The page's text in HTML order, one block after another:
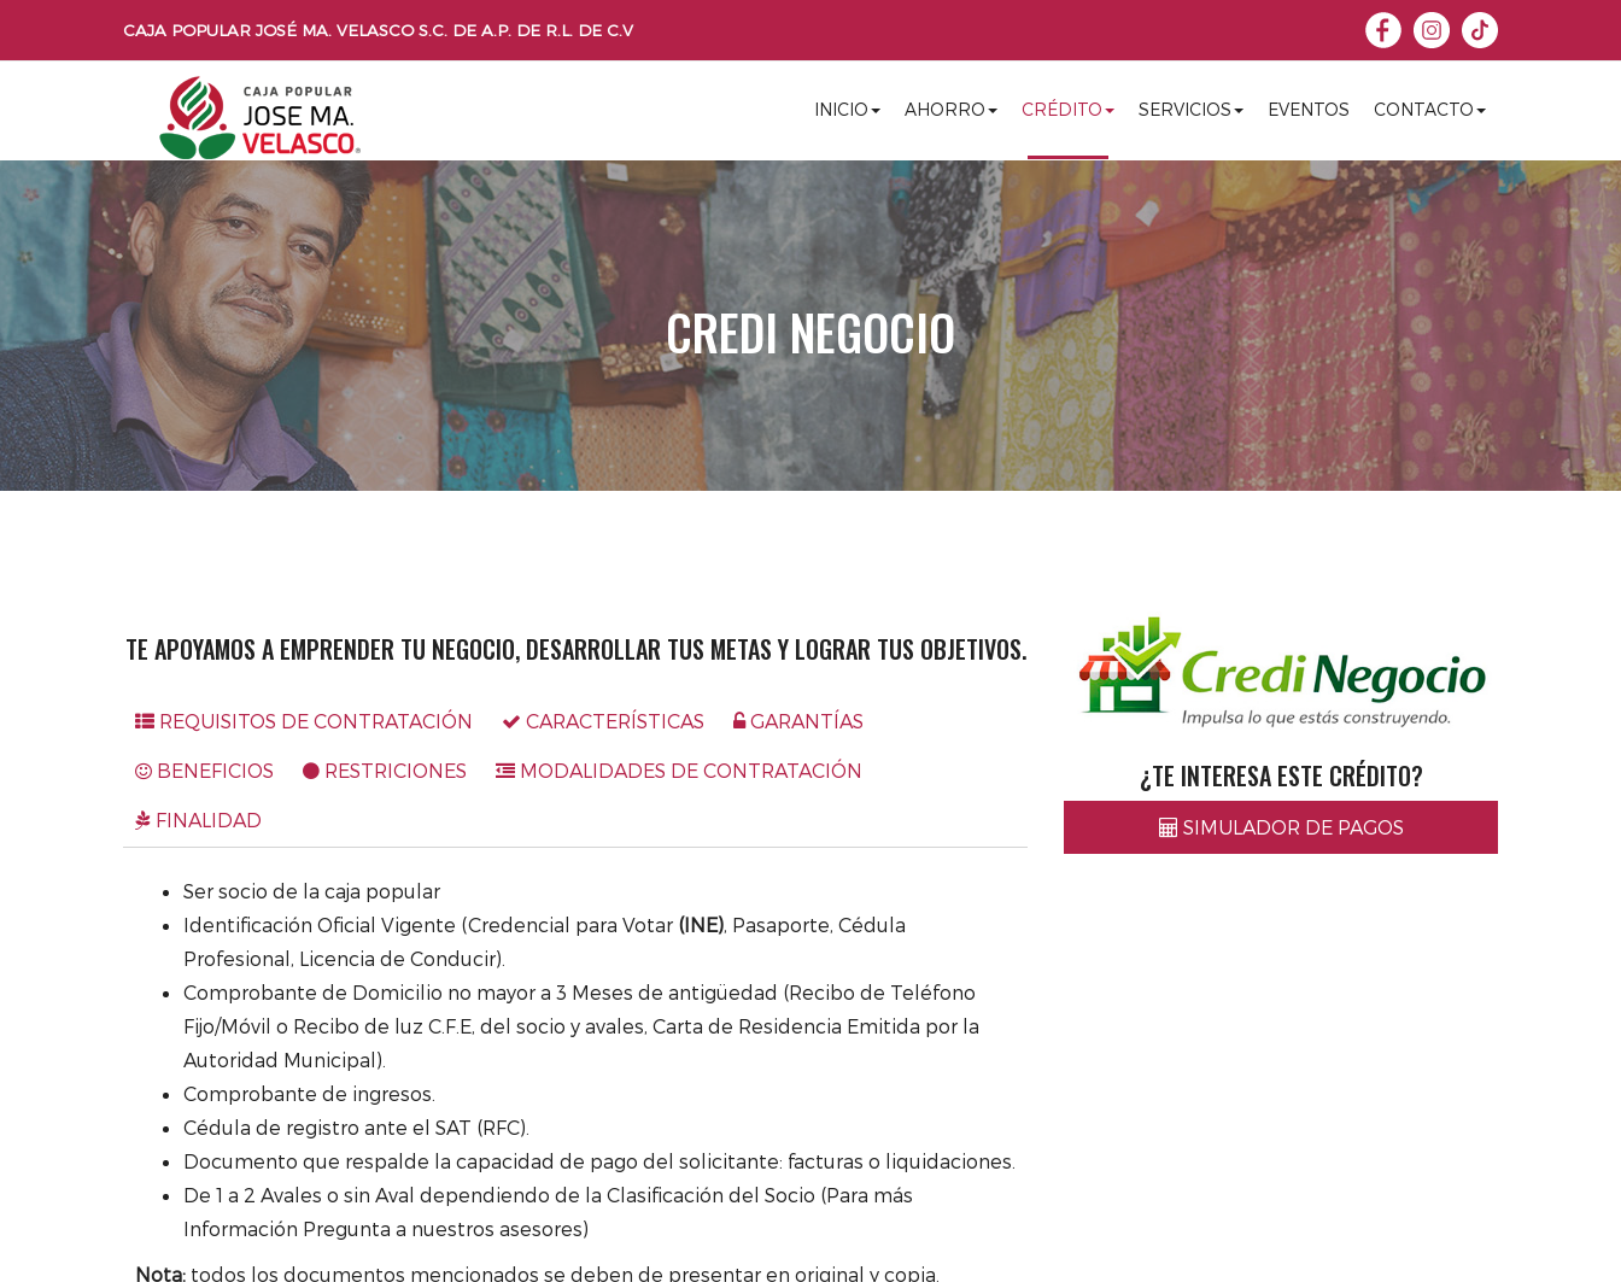
CAJA POPULAR JOSÉ MA. VELASCO S.C. DE A.P. DE R.L. DE C.V
INICIO AHORRO CRÉDITO SERVICIOS EVENTOS CONTACTO
CREDI NEGOCIO
TE APOYAMOS A EMPRENDER TU NEGOCIO, DESARROLLAR TUS METAS Y LOGRAR TUS OBJETIVOS.
REQUISITOS DE CONTRATACIÓN CARACTERÍSTICAS GARANTÍAS
BENEFICIOS RESTRICIONES MODALIDADES DE CONTRATACIÓN
FINALIDAD
Ser socio de la caja popular
Identificación Oficial Vigente (Credencial para Votar (INE), Pasaporte, Cédula
Profesional, Licencia de Conducir).
Comprobante de Domicilio no mayor a 3 Meses de antigüedad (Recibo de Teléfono
Fijo/Móvil o Recibo de luz C.F.E, del socio y avales, Carta de Residencia Emitida por la
Autoridad Municipal).
Comprobante de ingresos.
Cédula de registro ante el SAT (RFC).
Documento que respalde la capacidad de pago del solicitante: facturas o liquidaciones.
De 1 a 2 Avales o sin Aval dependiendo de la Clasificación del Socio (Para más
Información Pregunta a nuestros asesores)
Nota: todos los documentos mencionados se deben de presentar en original y copia.
¿TE INTERESA ESTE CRÉDITO?
SIMULADOR DE PAGOS